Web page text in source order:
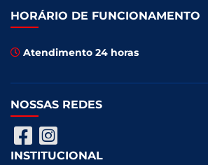
HORÁRIO DE FUNCIONAMENTO
Atendimento 24 horas
NOSSAS REDES
INSTITUCIONAL